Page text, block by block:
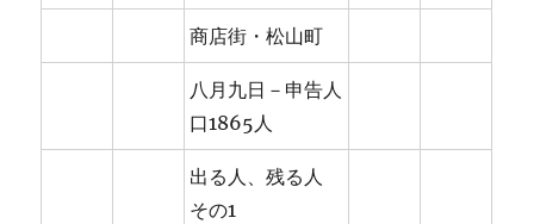
商店街・松山町
八月九日－申告人
口1865人
出る人、残る人
その1